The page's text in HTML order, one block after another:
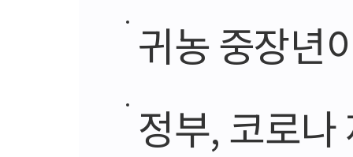
귀농 중장년
정부, 코로나